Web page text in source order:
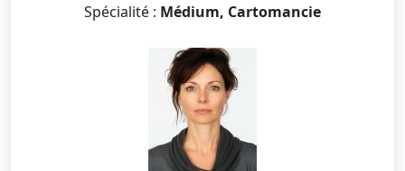
Spécialité : Médium, Cartomancie